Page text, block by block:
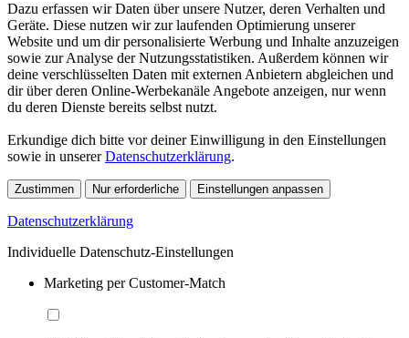
Dazu erfassen wir Daten über unsere Nutzer, deren Verhalten und
Geräte. Diese nutzen wir zur laufenden Optimierung unserer
Website und um dir personalisierte Werbung und Inhalte anzuzeigen
sowie zur Analyse der Nutzungsstatistiken. Außerdem können wir
deine verschlüsselten Daten mit externen Anbietern abgleichen und
dir über deren Online-Werbekanäle Angebote anzeigen, nur wenn
du deren Dienste bereits selbst nutzt.
Erkundige dich bitte vor deiner Einwilligung in den Einstellungen
sowie in unsererDatenschutzerklärung.
Zustimmen Nur erforderliche Einstellungen anpassen
Datenschutzerklärung
Individuelle Datenschutz-Einstellungen
Marketing per Customer-Match